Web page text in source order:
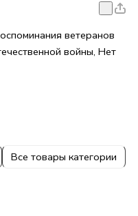
ветеранов
войны, Нет
Все товары категории